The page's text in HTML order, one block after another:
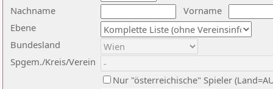
Nachname
Vorname
Ebene
Bundesland
Spgem./Kreis/Verein
Nur "österreichische" Spieler